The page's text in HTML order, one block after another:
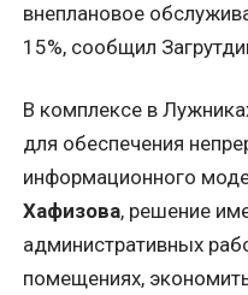
внеплановое
15%, сообщил
В комплексе в
для обеспечения
информационного
Хафизова, решение
административных
помещениях,